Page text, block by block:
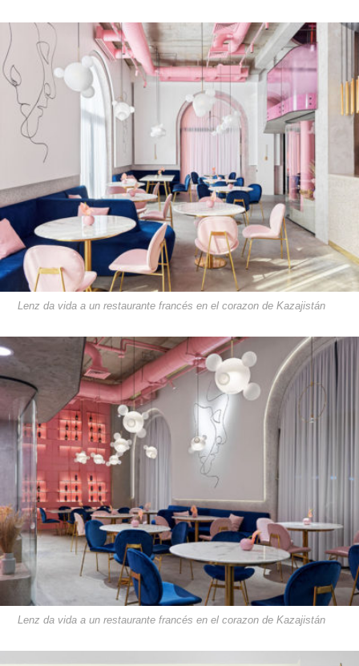
Lenz da vida a un restaurante francés en el corazon de Kazajistán
Lenz da vida a un restaurante francés en el corazon de Kazajistán